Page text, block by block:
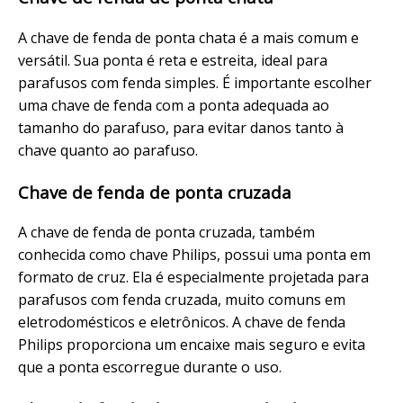
A chave de fenda de ponta chata é a mais comum e
versátil. Sua ponta é reta e estreita, ideal para
parafusos com fenda simples. É importante escolher
uma chave de fenda com a ponta adequada ao
tamanho do parafuso, para evitar danos tanto à
chave quanto ao parafuso.
Chave de fenda de ponta cruzada
A chave de fenda de ponta cruzada, também
conhecida como chave Philips, possui uma ponta em
formato de cruz. Ela é especialmente projetada para
parafusos com fenda cruzada, muito comuns em
eletrodomésticos e eletrônicos. A chave de fenda
Philips proporciona um encaixe mais seguro e evita
que a ponta escorregue durante o uso.